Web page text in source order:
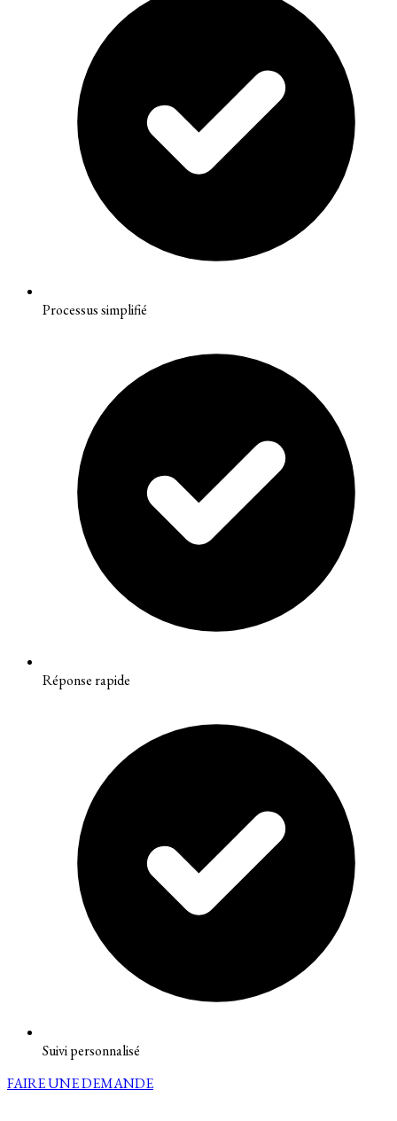
Processus simplifié
Réponse rapide
Suivi personnalisé
FAIRE UNE DEMANDE